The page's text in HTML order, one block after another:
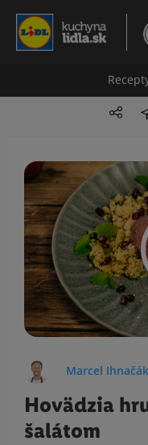
Marcel Ihnačák
Hovädzia
šalátom